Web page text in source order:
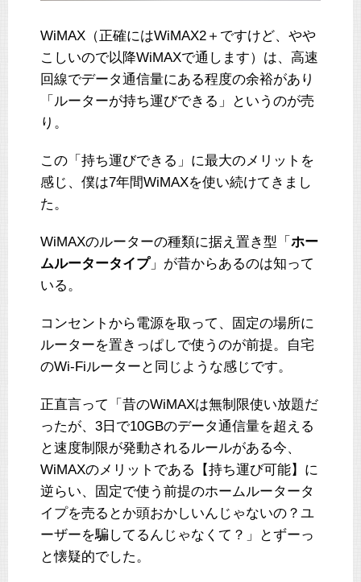
WiMAX（正確にはWiMAX2＋ですけど、やや
こしいので以降WiMAXで通します）は、高速
回線でデータ通信量にある程度の余裕があり
「ルーターが持ち運びできる」というのが売
り。
この「持ち運びできる」に最大のメリットを
感じ、僕は7年間WiMAXを使い続けてきまし
た。
WiMAXのルーターの種類に据え置き型「 ホー
ムルータータイプ」が昔からあるのは知って
いる。
コンセントから電源を取って、固定の場所に
ルーターを置きっぱしで使うのが前提。自宅
のWi-Fiルーターと同じような感じです。
正直言って「昔のWiMAXは無制限使い放題だ
ったが、3日で10GBのデータ通信量を超える
と速度制限が発動されるルールがある今、
WiMAXのメリットである【持ち運び可能】に
逆らい、固定で使う前提のホームルータータ
イプを売るとか頭おかしいんじゃないの？ユ
ーザーを騙してるんじゃなくて？」とずーっ
と懐疑的でした。